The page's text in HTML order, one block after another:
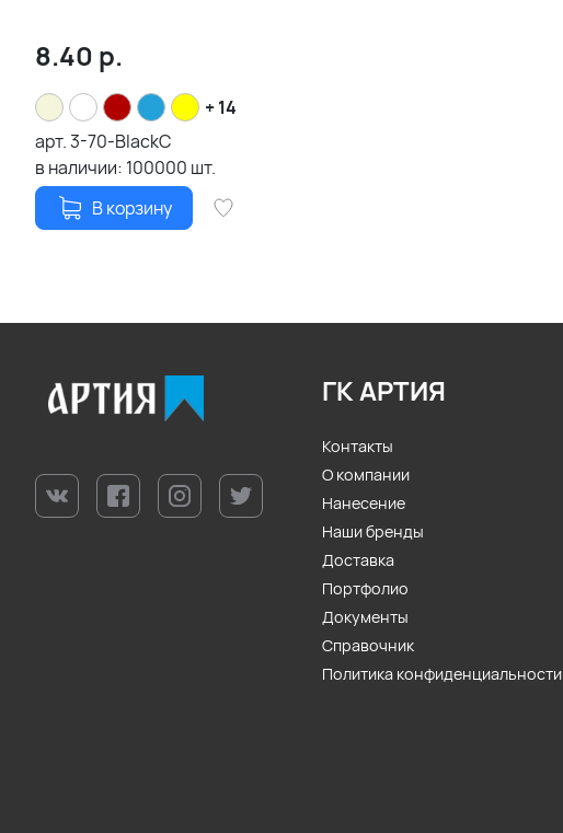
8.40 р.
+ 14
арт.3-70-BlackC
в наличии: 100000 шт.
В корзину
ГК АРТИЯ
Контакты
О компании
Нанесение
Наши бренды
Доставка
Портфолио
Документы
Справочник
Политика конфиденциальности